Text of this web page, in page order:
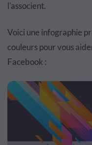
l'associent.
Voici une infographie
couleurs pour vous
Facebook :